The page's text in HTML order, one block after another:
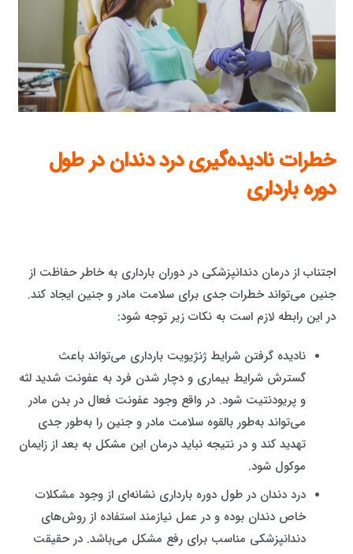
خطرات نادیده‌گیری درد دندان در طول
دوره بارداری
اجتناب از درماندندانپزشکی در دوران بارداری به خاطر حفاظت از
جنین می‌تواند خطرات جدی برای سلامت مادر و جنین ایجاد کند.
در این رابطه لازم است به نکات زیر توجه شود:
نادیده گرفتن شرایط ژنژیویت بارداری می‌تواند باعث
گسترش شرایط بیماری و دچار شدن فرد به عفونت شدید لثه
و پریودنتیت شود. در واقع وجود عفونت فعال در بدن مادر
می‌تواند به‌طور بالقوه سلامت مادر و جنین را به‌طور جدی
تهدید کند و در نتیجه نباید درمان این مشکل به بعد از زایمان
موکول شود.
درد دندان در طول دوره بارداری نشانه‌ای از وجود مشکلات
خاص دندان بوده و در عمل نیازمند استفاده از روش‌های
دندانپزشکی مناسب برای رفع مشکل می‌باشد. در حقیقت